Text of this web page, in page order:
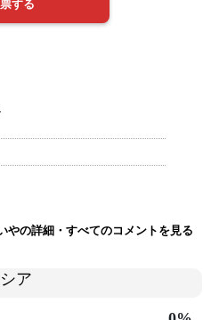
やの詳細・すべてのコメントを見る
ア